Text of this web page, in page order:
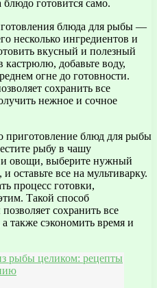
готовится само.
блюда для рыбы —
несколько ингредиентов и
вкусный и полезный
добавьте воду,
огне до готовности.
сохранить все
нежное и сочное
приготовление блюд для рыбы
рыбу в чашу
и овощи, выберите нужный
оставьте все на мультиварку.
процесс готовки,
Такой способ
сохранить все
также сэкономить время и
рыбы целиком: рецепты